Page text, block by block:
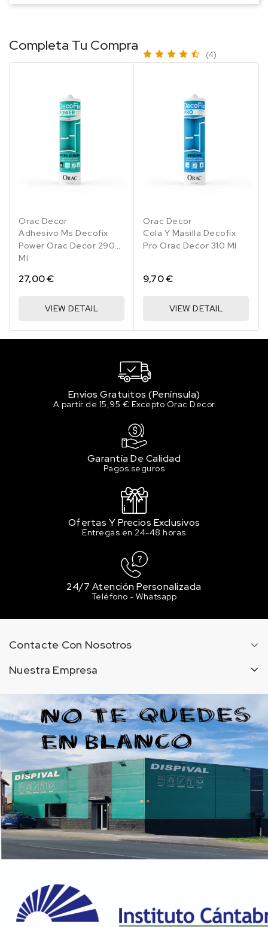
Completa Tu Compra
Orac Decor
Adhesivo Ms Decofix
Power Orac Decor 290
Ml
27,00 €
VIEW DETAIL
Orac Decor
Cola Y Masilla Decofix
Pro Orac Decor 310 Ml
(4)
9,70 €
VIEW DETAIL
Envíos Gratuitos (Península)
A partir de 15,95 € Excepto Orac Decor
Garantía De Calidad
Pagos seguros
Ofertas Y Precios Exclusivos
Entregas en 24-48 horas
24/7 Atención Personalizada
Teléfono - Whatsapp
Contacte Con Nosotros
Nuestra Empresa